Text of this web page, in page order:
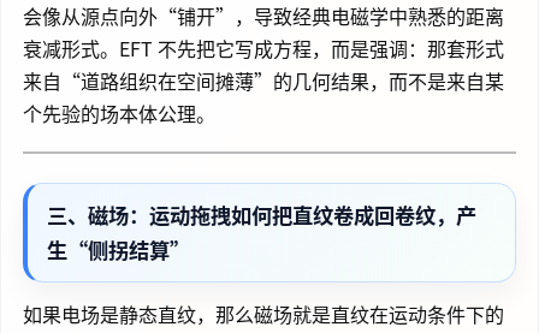
会像从源点向外“铺开”，导致经典电磁学中熟悉的距离
衰减形式。EFT 不先把它写成方程，而是强调：那套形式
来自“道路组织在空间摊薄”的几何结果，而不是来自某
个先验的场本体公理。
三、磁场：运动拖拽如何把直纹卷成回卷纹，产
生“侧拐结算”
如果电场是静态直纹，那么磁场就是直纹在运动条件下的